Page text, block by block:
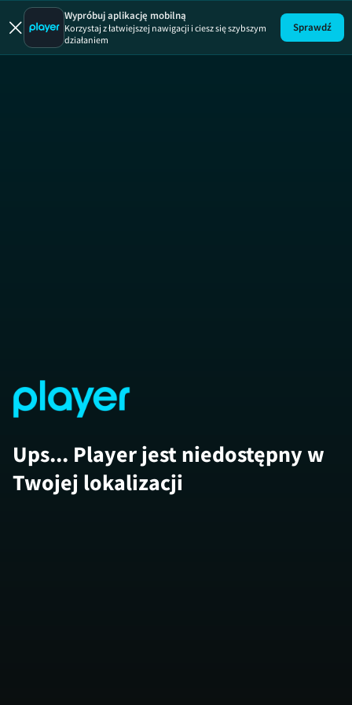
Wypróbuj aplikację mobilną
Korzystaj z łatwiejszej nawigacji i ciesz się szybszym
działaniem
Sprawdź
Ups... Player jest niedostępny w
Twojej lokalizacji